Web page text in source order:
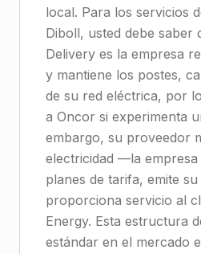
local. Para los servicios
Diboll, usted debe saber
Delivery es la empresa
y mantiene los postes,
de su red eléctrica, por
a Oncor si experimenta
embargo, su proveedor
electricidad —la
planes de tarifa, emite
proporciona servicio al
Energy. Esta estructura
estándar en el mercado